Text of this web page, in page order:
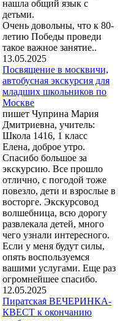
нашла общий язык с
детьми.
Очень довольны, что к 80-
летию Победы проведи
такое важное занятие..
13.05.2025
Посвящение в москвичи,
автобусная экскурсия для
младших школьников по
Москве
пишет Чуприна Мария
Дмитриевна, учитель:
Школа 1416, 1 класс
Елена, доброе утро.
Спасибо большое за
экскурсию. Все прошло
отлично, с погодой тоже
повезло, дети и взрослые в
восторге. Экскурсовод
волшебница, всю дорогу
развлекала детей, много
чего узнали интересного.
Если у меня будут силы,
опять воспользуемся
вашими услугами. Еще раз
огромнейшее спасибо.
12.05.2025
Пиратская ВЕЧЕРИНКА-
КВЕСТ к окончанию